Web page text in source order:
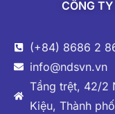
CÔNG
(+84) 8686 2
info@ndsvn.vn
Tầng trệt, 42/2
Kiệu, Thành